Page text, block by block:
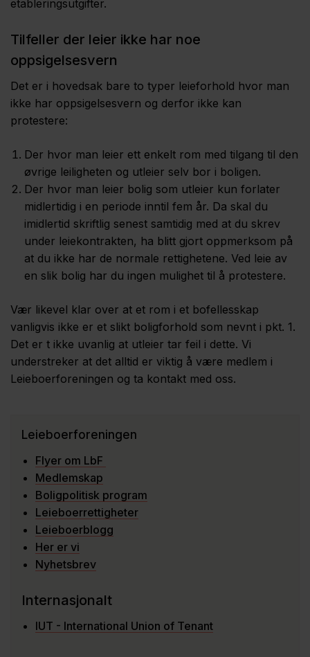
etableringsutgifter.
Tilfeller der leier ikke har noe
oppsigelsesvern
Det er i hovedsak bare to typer leieforhold hvor man
ikke har oppsigelsesvern og derfor ikke kan
protestere:
Der hvor man leier ett enkelt rom med tilgang til den
øvrige leiligheten og utleier selv bor i boligen.
Der hvor man leier bolig som utleier kun forlater
midlertidig i en periode inntil fem år. Da skal du
imidlertid skriftlig senest samtidig med at du skrev
under leiekontrakten, ha blitt gjort oppmerksom på
at du ikke har de normale rettighetene. Ved leie av
en slik bolig har du ingen mulighet til å protestere.
Vær likevel klar over at et rom i et bofellesskap
vanligvis ikke er et slikt boligforhold som nevnt i pkt. 1.
Det er t ikke uvanlig at utleier tar feil i dette. Vi
understreker at det alltid er viktig å være medlem i
Leieboerforeningen og ta kontakt med oss.
Leieboerforeningen
Flyer om LbF
Medlemskap
Boligpolitisk program
Leieboerrettigheter
Leieboerblogg
Her er vi
Nyhetsbrev
Internasjonalt
IUT - International Union of Tenant